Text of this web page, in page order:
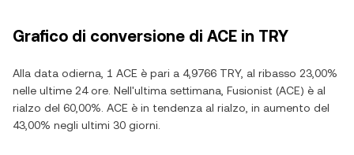
Grafico di conversione di ACE in TRY
Alla data odierna, 1 ACE è pari a 4,9766 TRY, al ribasso 23,00%
nelle ultime 24 ore. Nell'ultima settimana, Fusionist (ACE) è al
rialzo del 60,00%. ACE è in tendenza al rialzo, in aumento del
43,00% negli ultimi 30 giorni.